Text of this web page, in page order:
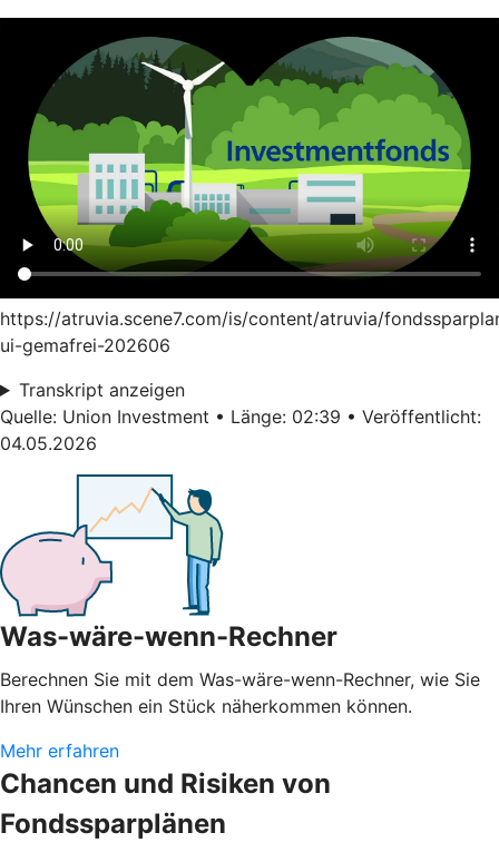
https://atruvia.scene7.com/is/content/atruvia/
ui-gemafrei-202606
Transkript anzeigen
Quelle: Union Investment • Länge: 02:39 • Veröffentlicht:
04.05.2026
Was-wäre-wenn-Rechner
Berechnen Sie mit dem Was-wäre-wenn-Rechner, wie Sie
Ihren Wünschen ein Stück näherkommen können.
Mehr erfahren
Chancen und Risiken von
Fondssparplänen